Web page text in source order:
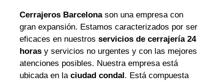
Cerrajeros Barcelonason una empresa con
gran expansión. Estamos caracterizados por ser
eficaces en nuestros servicios de cerrajería 24
horas y servicios no urgentes y con las mejores
atenciones posibles. Nuestra empresa está
ubicada en laciudad condal. Está compuesta